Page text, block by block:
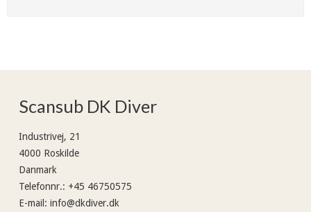
Scansub DK Diver
Industrivej, 21
4000 Roskilde
Danmark
Telefonnr.: +45 46750575
E-mail : info@dkdiver.dk